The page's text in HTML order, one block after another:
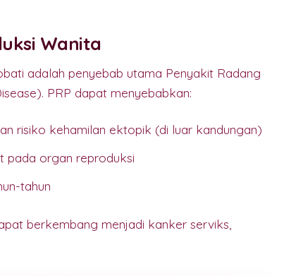
Wanita
adalah penyebab utama Penyakit Radang
PRP dapat menyebabkan:
risiko kehamilan ektopik (di luar kandungan)
pada organ reproduksi
tahun
berkembang menjadi kanker serviks,